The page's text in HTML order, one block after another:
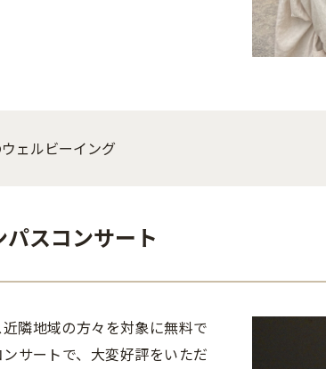
ェルビーイング
スコンサート
隣地域の方々を対象に無料で
サートで、大変好評をいただ